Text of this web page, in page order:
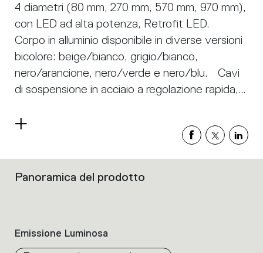
4 diametri (80 mm, 270 mm, 570 mm, 970 mm),
con LED ad alta potenza, Retrofit LED.
Corpo in alluminio disponibile in diverse versioni
bicolore: beige/bianco, grigio/bianco,
nero/arancione, nero/verde e nero/blu. Cavi
di sospensione in acciaio a regolazione rapida,
faretto ad alta potenza con ottica in alluminio.
Tagora 270 utilizza un sistema proprietario
riflettore. Questo sistema aiuta a creare fasci
stretti definiti utilizzando moduli LED ad alta
altamente confortevole tramite un diffusore in
Leggi
Filtri
dei
prodotti
Panoramica del prodotto
Emissione Luminosa